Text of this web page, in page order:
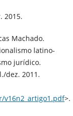
2015.
Machado.
latino-
jurídico.
dez. 2011.
>.